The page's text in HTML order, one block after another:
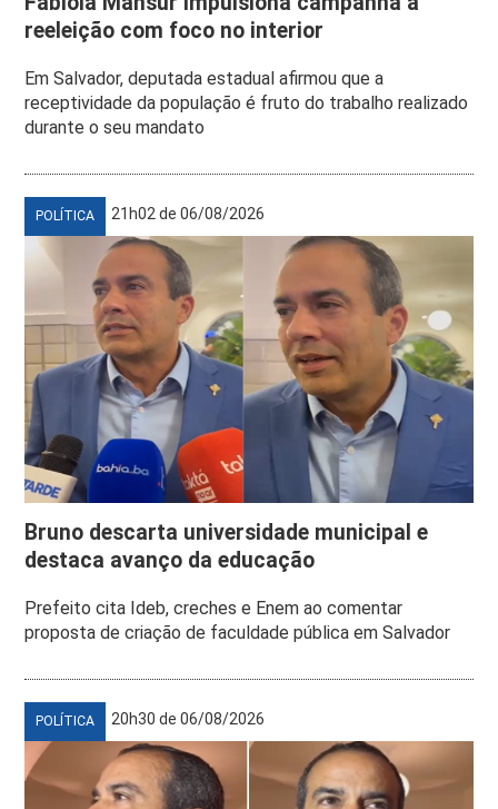
reeleição com foco no interior
Em Salvador, deputada estadual afirmou que a
receptividade da população é fruto do trabalho realizado
durante o seu mandato
POLÍTICA 21h02 de 06/08/2026
Bruno descarta universidade municipal e
destaca avanço da educação
Prefeito cita Ideb, creches e Enem ao comentar
proposta de criação de faculdade pública em Salvador
POLÍTICA 20h30 de 06/08/2026